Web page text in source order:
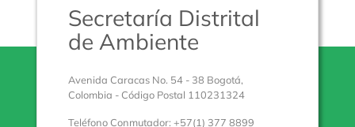
Secretaría Distrital
de Ambiente
Avenida Caracas No. 54 - 38 Bogotá,
Colombia - Código Postal 110231324
Teléfono Conmutador: +57(1) 377 8899